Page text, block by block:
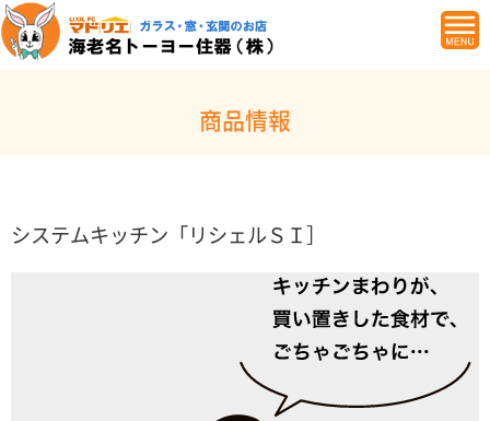
商品情報
システムキッチン「リシェルＳＩ］